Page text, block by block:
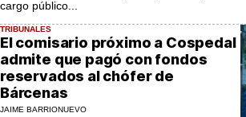
cargo público...
TRIBUNALES
El comisario próximo a Cospedal
admite que pagó con fondos
reservados al chófer de
Bárcenas
JAIME BARRIONUEVO